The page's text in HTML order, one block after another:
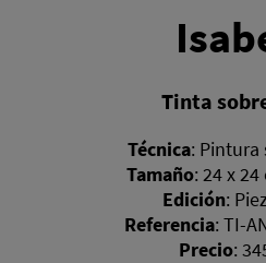
Tinta
Técnica: Pintura
Tamaño: 24 x
Edición:
Referencia: TI-
Precio: